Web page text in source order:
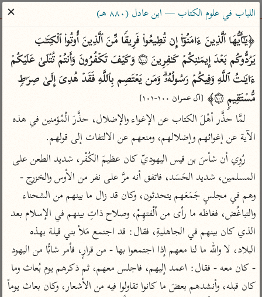
ساهم معنا في نشر القرآن والعلم الشرعي
الباحث القرآني
بحث تفسير علوم مصاحف معاجم
Type 2 or more characters for results.
Type 1 or more
characters for results.
أمّهات
تفسير الطبري
تفسير ابن كثير
تفسير القرطبي
تفسير البغوي
جمع الأقوال
تفسير ابن الجوزي
عامّة
فتح البيان للقنوجي
فتح القدير للشوكاني
تفسير ابن جزي
موسوعات
تفسير الآلوسي
تفسير الرازي
معاصرة
الميسر
المختصر في
التفسير
تفسير السعدي
أيسر التفاسير
القرآن – تدبر وعمل
تفسير ابن عثيمين
اللباب في علوم الكتاب — ابن عادل (٨٨٠ هـ)
✕
مُّسۡتَقِیمࣲ ۝١٠١﴾
[آل عمران ١٠٠-١٠١]
الآية عن إغوائهم وإضلالهم، ومنعهم عن الالتفات إلى قولهم.
كان قبله، وأنشدهم بعضَ ما كانوا تقاولوا فيه من الأشعار، وكان بعاث يوماً